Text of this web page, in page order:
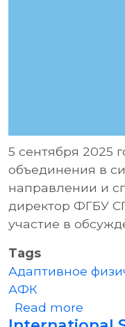
5 сентября 2025
объединения в
направлении и
директор ФГБУ
участие в
Tags
Адаптивное
АФК
Read moreabout